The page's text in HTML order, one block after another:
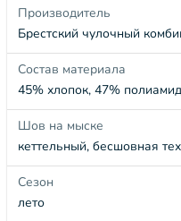
Производитель
Брестский чулочный
Состав материала
45% хлопок, 47%
Шов на мыске
кеттельный, бесшовная
Сезон
лето